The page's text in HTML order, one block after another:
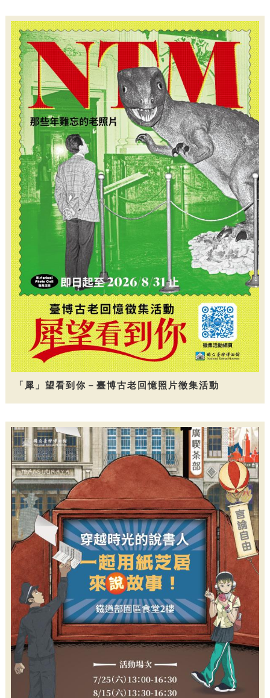
「犀」望看到你－臺博古老回憶照片徵集活動